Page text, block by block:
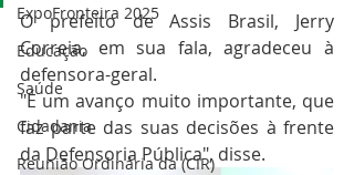
ExpoFronteira 2025
Educação
Saúde
Cidadania
Reunião Ordinária da (CIR)
O prefeito de Assis Brasil, Jerry
Correia, em sua fala, agradeceu à
defensora-geral.
"É um avanço muito importante, que
faz parte das suas decisões à frente
da Defensoria Pública", disse.